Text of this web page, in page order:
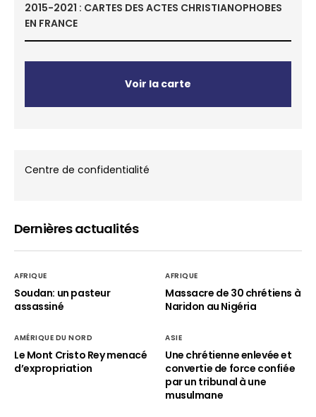
2015-2021 : CARTES DES ACTES CHRISTIANOPHOBES
EN FRANCE
Voir la carte
Centre de confidentialité
Dernières actualités
AFRIQUE
Soudan: un pasteur
assassiné
AFRIQUE
Massacre de 30 chrétiens à
Naridon au Nigéria
AMÉRIQUE DU NORD
Le Mont Cristo Rey menacé
d’expropriation
ASIE
Une chrétienne enlevée et
convertie de force confiée
par un tribunal à une
musulmane